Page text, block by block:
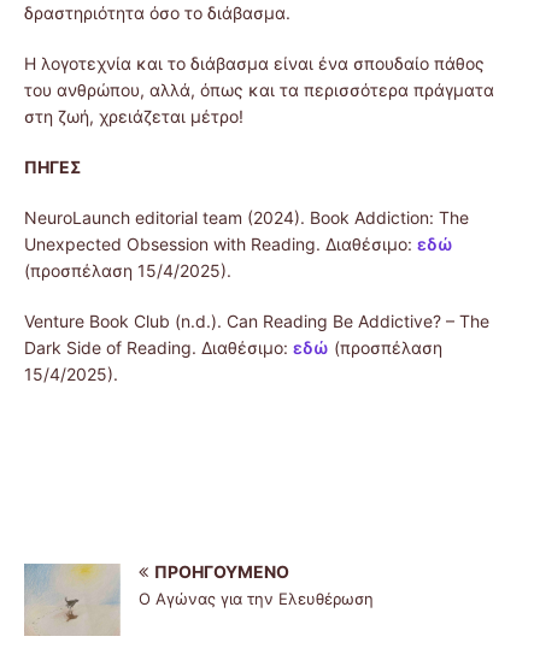
δραστηριότητα όσο το διάβασμα.
Η λογοτεχνία και το διάβασμα είναι ένα σπουδαίο πάθος
του ανθρώπου, αλλά, όπως και τα περισσότερα πράγματα
στη ζωή, χρειάζεται μέτρο!
ΠΗΓΕΣ
NeuroLaunch editorial team (2024). Book Addiction: The
Unexpected Obsession with Reading. Διαθέσιμο: εδώ
(προσπέλαση 15/4/2025).
Venture Book Club (n.d.). Can Reading Be Addictive? – The
Dark Side of Reading. Διαθέσιμο: εδώ (προσπέλαση
15/4/2025).
ΠΡΟΗΓΟΎΜΕΝΟ
Ο Αγώνας για την Ελευθέρωση